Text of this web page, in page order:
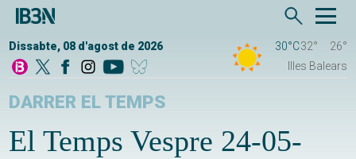
Dissabte, 08 d'agost de 2026 30°C32°
26°
Illes Balears
DARRER EL TEMPS
El Temps Vespre 24-05-